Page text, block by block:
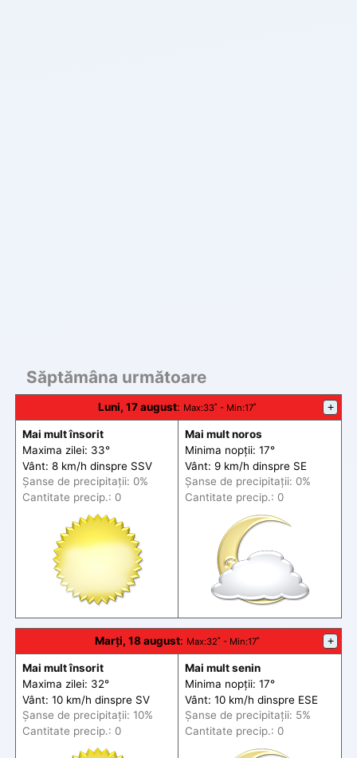
Săptămâna următoare
Luni, 17 august: Max:33˚ - Min:17˚ +
Mai mult însorit
Maxima zilei: 33°
Vânt: 8 km/h dinspre SSV
Șanse de precipitații: 0%
Cantitate precip.: 0
Mai mult noros
Minima nopții: 17°
Vânt: 9 km/h dinspre SE
Șanse de precipitații: 0%
Cantitate precip.: 0
Marți, 18 august: Max:32˚ - Min:17˚ +
Mai mult însorit
Maxima zilei: 32°
Vânt: 10 km/h dinspre SV
Șanse de precipitații: 10%
Cantitate precip.: 0
Mai mult senin
Minima nopții: 17°
Vânt: 10 km/h dinspre ESE
Șanse de precipitații: 5%
Cantitate precip.: 0